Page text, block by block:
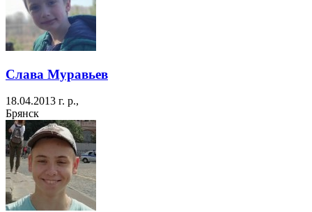
Слава Муравьев
18.04.2013 г. р.,
Брянск